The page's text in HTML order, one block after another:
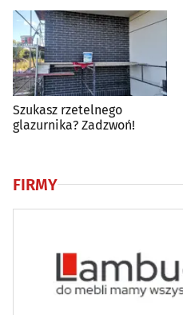
Szukasz rzetelnego
glazurnika? Zadzwoń!
FIRMY